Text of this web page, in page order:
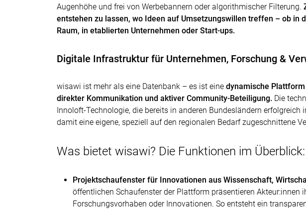
Augenhöhe und frei von Werbebannern oder algorithmischer Filterung.
entstehen zu lassen, wo Ideen auf Umsetzungswillen treffen – ob in
Raum, in etablierten Unternehmen oder Start-ups.
Digitale Infrastruktur für Unternehmen, Forschung &
wisawi ist mehr als eine Datenbank – es ist eine dynamische
direkter Kommunikation und aktiver Community-Beteiligung. Die
Innoloft-Technologie, die bereits in anderen Bundesländern erfolgreich
damit eine eigene, speziell auf den regionalen Bedarf zugeschnittene
Was bietet wisawi? Die Funktionen im Überblick:
Projektschaufenster für Innovationen aus Wissenschaft,
öffentlichen Schaufenster der Plattform präsentieren Akteur:innen
Forschungsvorhaben oder Innovationen. So entsteht ein